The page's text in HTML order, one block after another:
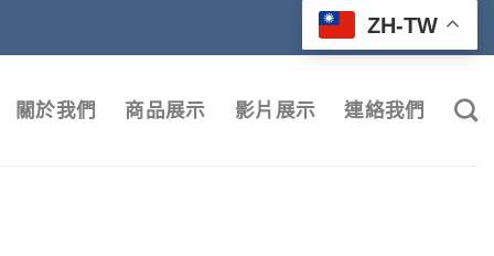
ZH-TW
關於我們 商品展示 影片展示 連絡我們